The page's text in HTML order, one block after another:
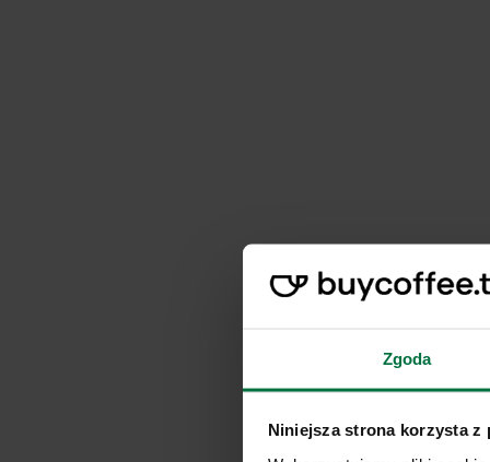
Zgoda
Niniejsza strona korzysta z